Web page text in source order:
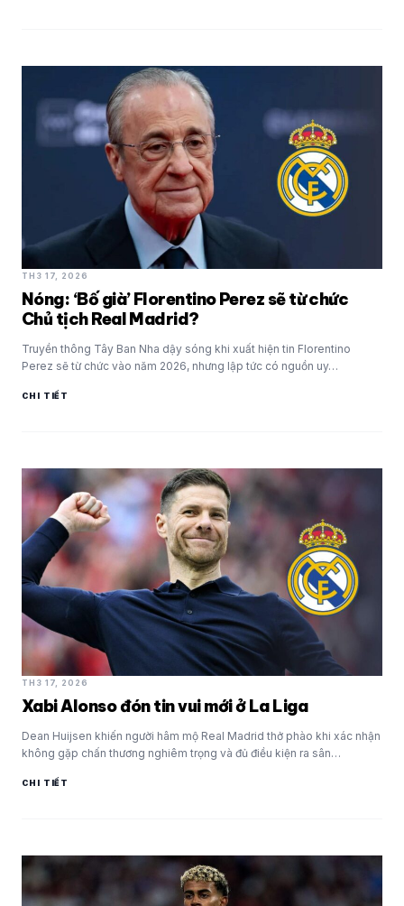
TH3 17, 2026
Nóng: ‘Bố già’ Florentino Perez sẽ từ chức
Chủ tịch Real Madrid?
Truyền thông Tây Ban Nha dậy sóng khi xuất hiện tin Florentino
Perez sẽ từ chức vào năm 2026, nhưng lập tức có nguồn uy…
CHI TIẾT
TH3 17, 2026
Xabi Alonso đón tin vui mới ở La Liga
Dean Huijsen khiến người hâm mộ Real Madrid thở phào khi xác nhận
không gặp chấn thương nghiêm trọng và đủ điều kiện ra sân…
CHI TIẾT